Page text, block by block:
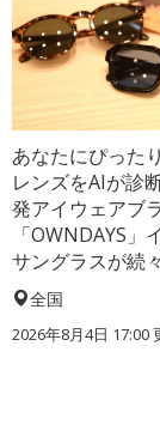
あなたにぴった
レンズをAIが診
発アイウェアブ
「OWNDAYS」
サングラスが続
全国
2026年8月4日 17:00